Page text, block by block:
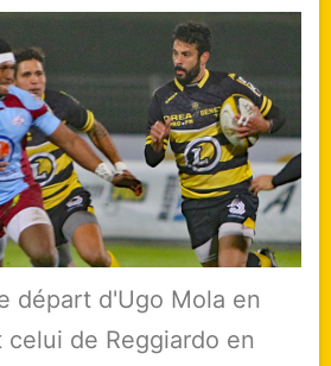
départ d'Ugo Mola en
celui de Reggiardo en